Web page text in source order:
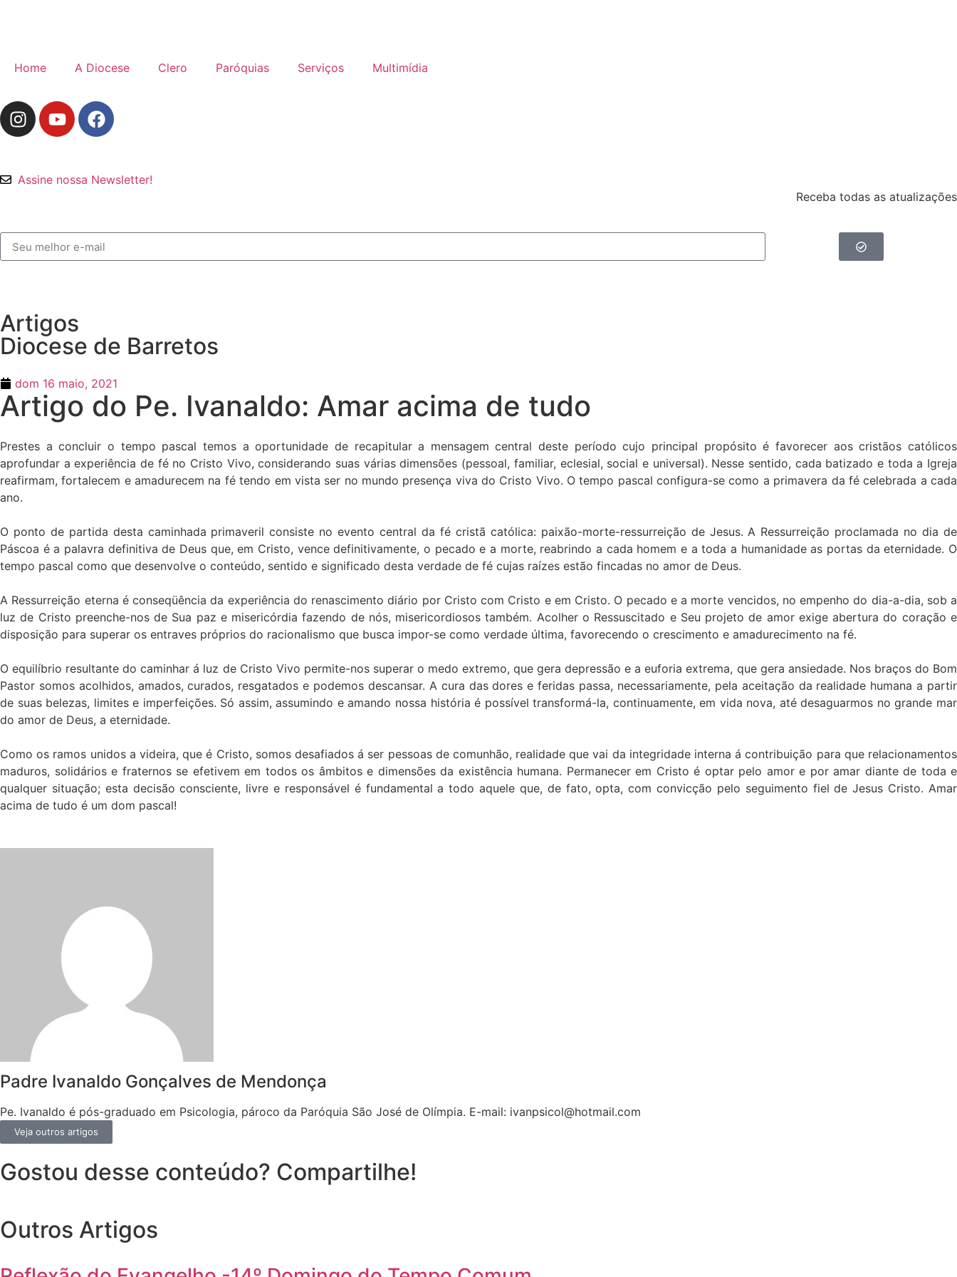
Home A Diocese Clero Paróquias Serviços Multimídia
Assine nossa Newsletter!
Receba todas as atualizações
Artigos
Diocese de Barretos
dom 16 maio, 2021
Artigo do Pe. Ivanaldo: Amar acima de tudo
Prestes a concluir o tempo pascal temos a oportunidade de recapitular a mensagem central deste período cujo principal propósito é favorecer aos cristãos católicos
aprofundar a experiência de fé no Cristo Vivo, considerando suas várias dimensões (pessoal, familiar, eclesial, social e universal). Nesse sentido, cada batizado e toda a Igreja
reafirmam, fortalecem e amadurecem na fé tendo em vista ser no mundo presença viva do Cristo Vivo. O tempo pascal configura-se como a primavera da fé celebrada a cada
ano.
O ponto de partida desta caminhada primaveril consiste no evento central da fé cristã católica: paixão-morte-ressurreição de Jesus. A Ressurreição proclamada no dia de
Páscoa é a palavra definitiva de Deus que, em Cristo, vence definitivamente, o pecado e a morte, reabrindo a cada homem e a toda a humanidade as portas da eternidade. O
tempo pascal como que desenvolve o conteúdo, sentido e significado desta verdade de fé cujas raízes estão fincadas no amor de Deus.
A Ressurreição eterna é conseqüência da experiência do renascimento diário por Cristo com Cristo e em Cristo. O pecado e a morte vencidos, no empenho do dia-a-dia, sob a
luz de Cristo preenche-nos de Sua paz e misericórdia fazendo de nós, misericordiosos também. Acolher o Ressuscitado e Seu projeto de amor exige abertura do coração e
disposição para superar os entraves próprios do racionalismo que busca impor-se como verdade última, favorecendo o crescimento e amadurecimento na fé.
O equilíbrio resultante do caminhar á luz de Cristo Vivo permite-nos superar o medo extremo, que gera depressão e a euforia extrema, que gera ansiedade. Nos braços do Bom
Pastor somos acolhidos, amados, curados, resgatados e podemos descansar. A cura das dores e feridas passa, necessariamente, pela aceitação da realidade humana a partir
de suas belezas, limites e imperfeições. Só assim, assumindo e amando nossa história é possível transformá-la, continuamente, em vida nova, até desaguarmos no grande mar
do amor de Deus, a eternidade.
Como os ramos unidos a videira, que é Cristo, somos desafiados á ser pessoas de comunhão, realidade que vai da integridade interna á contribuição para que relacionamentos
maduros, solidários e fraternos se efetivem em todos os âmbitos e dimensões da existência humana. Permanecer em Cristo é optar pelo amor e por amar diante de toda e
qualquer situação; esta decisão consciente, livre e responsável é fundamental a todo aquele que, de fato, opta, com convicção pelo seguimento fiel de Jesus Cristo. Amar
acima de tudo é um dom pascal!
Padre Ivanaldo Gonçalves de Mendonça
Pe. Ivanaldo é pós-graduado em Psicologia, pároco da Paróquia São José de Olímpia. E-mail: ivanpsicol@hotmail.com
Veja outros artigos
Gostou desse conteúdo? Compartilhe!
Outros Artigos